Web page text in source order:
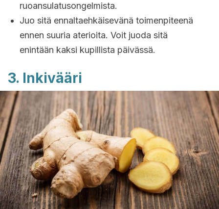
ruoansulatusongelmista.
Juo sitä ennaltaehkäisevänä toimenpiteenä
ennen suuria aterioita. Voit juoda sitä
enintään kaksi kupillista päivässä.
3. Inkivääri